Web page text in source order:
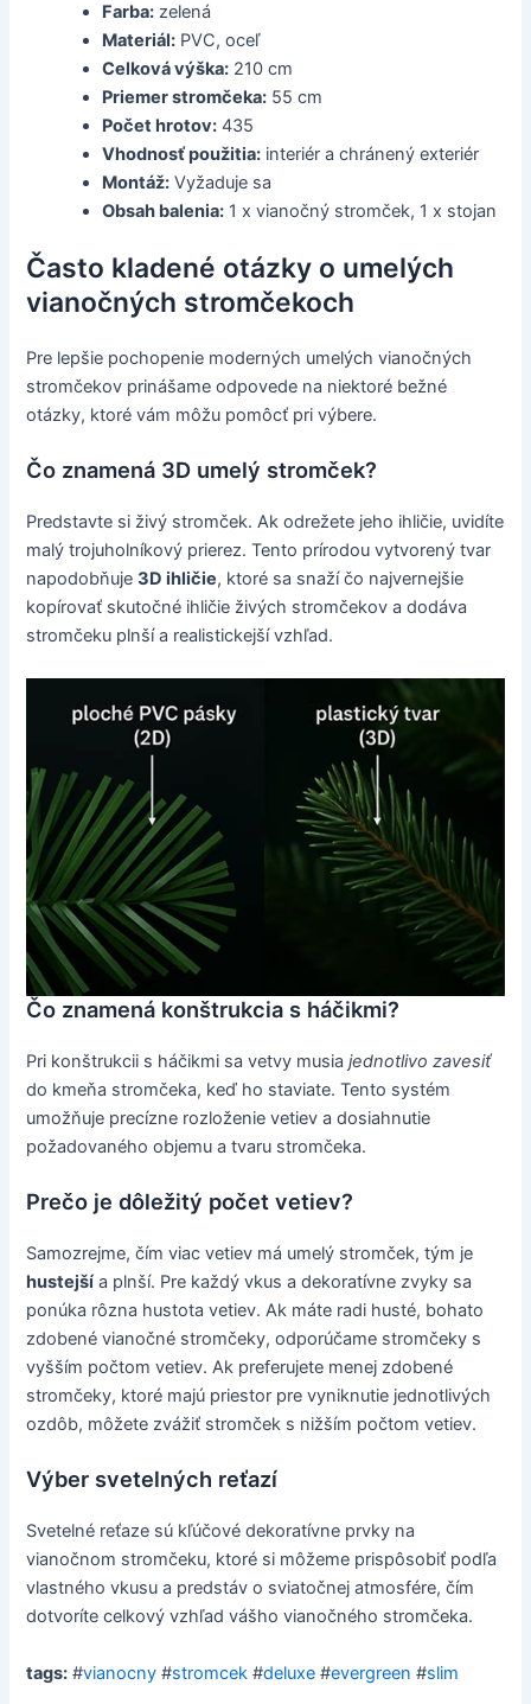
Farba: zelená
Materiál: PVC, oceľ
Celková výška: 210 cm
Priemer stromčeka: 55 cm
Počet hrotov: 435
Vhodnosť použitia: interiér a chránený exteriér
Montáž: Vyžaduje sa
Obsah balenia: 1 x vianočný stromček, 1 x stojan
Často kladené otázky o umelých
vianočných stromčekoch
Pre lepšie pochopenie moderných umelých vianočných
stromčekov prinášame odpovede na niektoré bežné
otázky, ktoré vám môžu pomôcť pri výbere.
Čo znamená 3D umelý stromček?
Predstavte si živý stromček. Ak odrežete jeho ihličie, uvidíte
malý trojuholníkový prierez. Tento prírodou vytvorený tvar
napodobňuje3D ihličie, ktoré sa snaží čo najvernejšie
kopírovať skutočné ihličie živých stromčekov a dodáva
stromčeku plnší a realistickejší vzhľad.
Čo znamená konštrukcia s háčikmi?
Pri konštrukcii s háčikmi sa vetvy musiajednotlivo zavesiť
do kmeňa stromčeka, keď ho staviate. Tento systém
umožňuje precízne rozloženie vetiev a dosiahnutie
požadovaného objemu a tvaru stromčeka.
Prečo je dôležitý počet vetiev?
Samozrejme, čím viac vetiev má umelý stromček, tým je
hustejší a plnší. Pre každý vkus a dekoratívne zvyky sa
ponúka rôzna hustota vetiev. Ak máte radi husté, bohato
zdobené vianočné stromčeky, odporúčame stromčeky s
vyšším počtom vetiev. Ak preferujete menej zdobené
stromčeky, ktoré majú priestor pre vyniknutie jednotlivých
ozdôb, môžete zvážiť stromček s nižším počtom vetiev.
Výber svetelných reťazí
Svetelné reťaze sú kľúčové dekoratívne prvky na
vianočnom stromčeku, ktoré si môžeme prispôsobiť podľa
vlastného vkusu a predstáv o sviatočnej atmosfére, čím
dotvoríte celkový vzhľad vášho vianočného stromčeka.
tags: #vianocny #stromcek #deluxe #evergreen #slim